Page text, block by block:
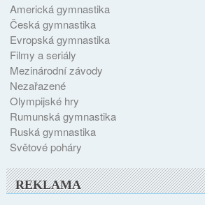
Americká gymnastika
Česká gymnastika
Evropská gymnastika
Filmy a seriály
Mezinárodní závody
Nezařazené
Olympijské hry
Rumunská gymnastika
Ruská gymnastika
Světové poháry
REKLAMA